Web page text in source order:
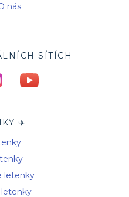
nás
SÍTÍCH
✈️
letenky
letenky